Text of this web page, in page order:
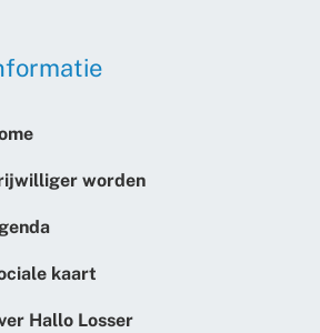
worden
kaart
Hallo Losser